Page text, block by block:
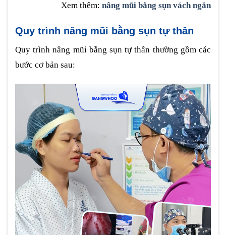
Xem thêm: nâng mũi bằng sụn vách ngăn
Quy trình nâng mũi bằng sụn tự thân
Quy trình nâng mũi bằng sụn tự thân thường gồm các
bước cơ bản sau: